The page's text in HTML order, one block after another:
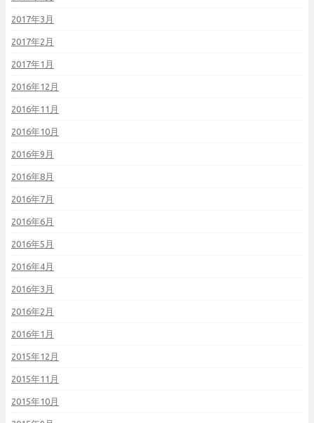
2017年3月
2017年2月
2017年1月
2016年12月
2016年11月
2016年10月
2016年9月
2016年8月
2016年7月
2016年6月
2016年5月
2016年4月
2016年3月
2016年2月
2016年1月
2015年12月
2015年11月
2015年10月